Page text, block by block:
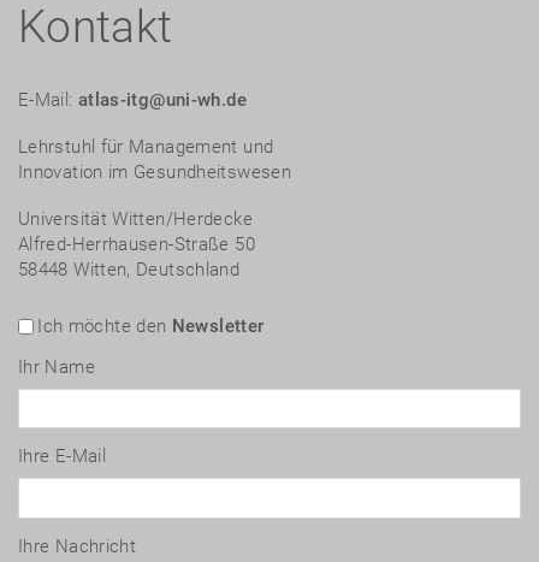
Kontakt
E-Mail: atlas-itg@uni-wh.de
Lehrstuhl für Management und
Innovation im Gesundheitswesen
Universität Witten/Herdecke
Alfred-Herrhausen-Straße 50
58448 Witten, Deutschland
Ich möchte den Newsletter
Ihr Name
Ihre E-Mail
Ihre Nachricht